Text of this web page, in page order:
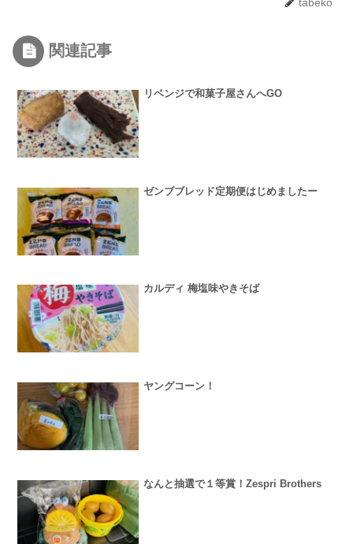
関連記事
リベンジで和菓子屋さんへGO
ゼンブブレッド定期便はじめましたー
カルディ 梅塩味やきそば
ヤングコーン！
なんと抽選で１等賞！Zespri Brothers